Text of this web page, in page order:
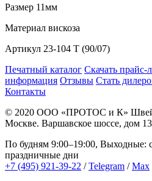
Размер 11мм
Материал вискоза
Артикул 23-104 T (90/07)
Печатный каталог Скачать прайс-
информация Отзывы Стать
Контакты
© 2020 ООО «ПРОТОС и К»
Москве. Варшавское шоссе, дом
По будням 9:00–19:00, Выходные:
праздничные дни
+7 (495) 921-39-22 /Telegram /Max